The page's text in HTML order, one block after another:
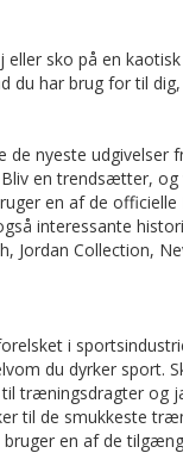
sko på en
du har brug for til
nyeste udgivelser
en trendsætter,
en af de
interessante
Jordan Collection,
i
du dyrker sport.
træningsdragter og
de smukkeste
en af de